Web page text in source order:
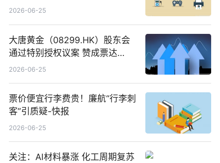
2026-06-25
大唐黄金（08299.HK）股东会
通过特别授权议案 赞成票达
100%_新动态
2026-06-25
票价便宜行李费贵！廉航“行李刺
客”引质疑-快报
2026-06-25
关注：AI材料暴涨 化工周期复苏